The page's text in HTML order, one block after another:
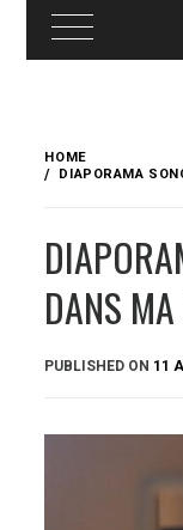
content
HOME
DIAPORAMA
DANS
PUBLISHED ON 11